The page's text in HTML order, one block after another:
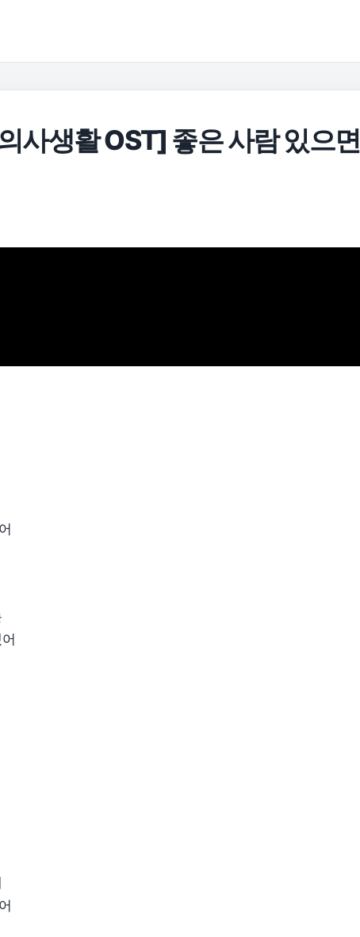
사생활 OST] 좋은 사람 있으면